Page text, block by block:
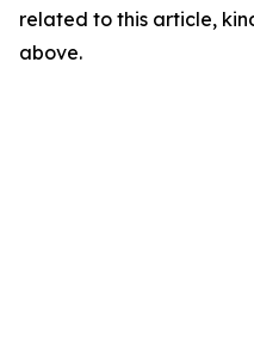
related to this article,
above.